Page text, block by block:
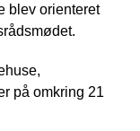
blev orienteret
på omkring 21